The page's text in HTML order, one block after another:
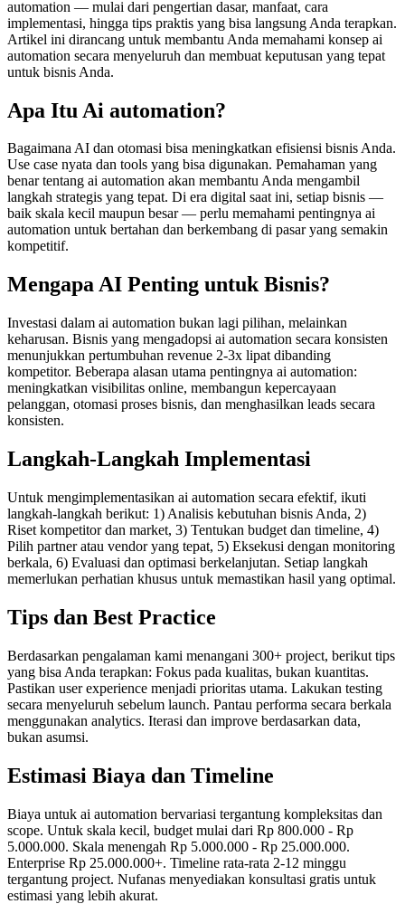
automation — mulai dari pengertian dasar, manfaat, cara
implementasi, hingga tips praktis yang bisa langsung Anda terapkan.
Artikel ini dirancang untuk membantu Anda memahami konsep ai
automation secara menyeluruh dan membuat keputusan yang tepat
untuk bisnis Anda.
Apa Itu Ai automation?
Bagaimana AI dan otomasi bisa meningkatkan efisiensi bisnis Anda.
Use case nyata dan tools yang bisa digunakan. Pemahaman yang
benar tentang ai automation akan membantu Anda mengambil
langkah strategis yang tepat. Di era digital saat ini, setiap bisnis —
baik skala kecil maupun besar — perlu memahami pentingnya ai
automation untuk bertahan dan berkembang di pasar yang semakin
kompetitif.
Mengapa AI Penting untuk Bisnis?
Investasi dalam ai automation bukan lagi pilihan, melainkan
keharusan. Bisnis yang mengadopsi ai automation secara konsisten
menunjukkan pertumbuhan revenue 2-3x lipat dibanding
kompetitor. Beberapa alasan utama pentingnya ai automation:
meningkatkan visibilitas online, membangun kepercayaan
pelanggan, otomasi proses bisnis, dan menghasilkan leads secara
konsisten.
Langkah-Langkah Implementasi
Untuk mengimplementasikan ai automation secara efektif, ikuti
langkah-langkah berikut: 1) Analisis kebutuhan bisnis Anda, 2)
Riset kompetitor dan market, 3) Tentukan budget dan timeline, 4)
Pilih partner atau vendor yang tepat, 5) Eksekusi dengan monitoring
berkala, 6) Evaluasi dan optimasi berkelanjutan. Setiap langkah
memerlukan perhatian khusus untuk memastikan hasil yang optimal.
Tips dan Best Practice
Berdasarkan pengalaman kami menangani 300+ project, berikut tips
yang bisa Anda terapkan: Fokus pada kualitas, bukan kuantitas.
Pastikan user experience menjadi prioritas utama. Lakukan testing
secara menyeluruh sebelum launch. Pantau performa secara berkala
menggunakan analytics. Iterasi dan improve berdasarkan data,
bukan asumsi.
Estimasi Biaya dan Timeline
Biaya untuk ai automation bervariasi tergantung kompleksitas dan
scope. Untuk skala kecil, budget mulai dari Rp 800.000 - Rp
5.000.000. Skala menengah Rp 5.000.000 - Rp 25.000.000.
Enterprise Rp 25.000.000+. Timeline rata-rata 2-12 minggu
tergantung project. Nufanas menyediakan konsultasi gratis untuk
estimasi yang lebih akurat.